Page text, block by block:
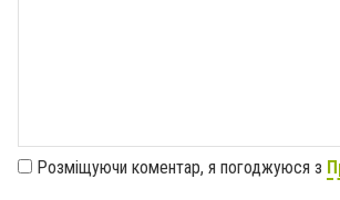
Розміщуючи коментар, я погоджуюся з